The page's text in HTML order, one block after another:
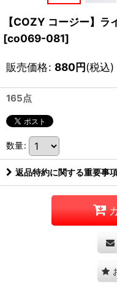
【COZY コージー】
[co069-081]
販売価格: 880円(税込)
165点
数量:
返品特約に関する重要事